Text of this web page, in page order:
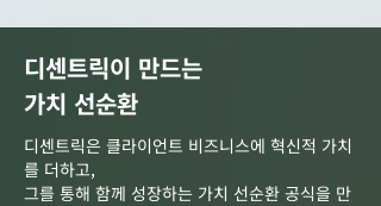
디센트릭이 만드는
​가치 선순환
디센트릭은 클라이언트 비즈니스에 혁신적 가치
를 더하고,
그를 통해 함께 성장하는 가치 선순환 공식을 만